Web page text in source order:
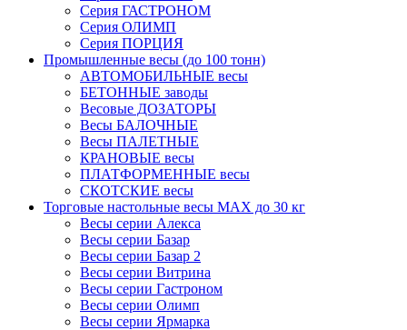
Серия ГАСТРОНОМ
Серия ОЛИМП
Серия ПОРЦИЯ
Промышленные весы (до 100 тонн)
АВТОМОБИЛЬНЫЕ весы
БЕТОННЫЕ заводы
Весовые ДОЗАТОРЫ
Весы БАЛОЧНЫЕ
Весы ПАЛЕТНЫЕ
КРАНОВЫЕ весы
ПЛАТФОРМЕННЫЕ весы
СКОТСКИЕ весы
Торговые настольные весы MAX до 30 кг
Весы серии Алекса
Весы серии Базар
Весы серии Базар 2
Весы серии Витрина
Весы серии Гастроном
Весы серии Олимп
Весы серии Ярмарка